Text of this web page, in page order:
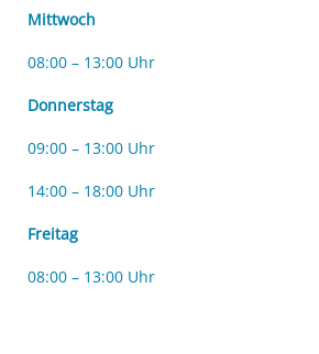
Mittwoch
08:00 – 13:00 Uhr
Donnerstag
09:00 – 13:00 Uhr
14:00 – 18:00 Uhr
Freitag
08:00 – 13:00 Uhr